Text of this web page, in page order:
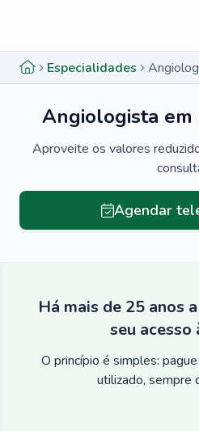
Especialidades
Angiologista em
Aproveite os valores
Agendar
Há mais de 25 anos
seu acesso
O princípio é simples:
utilizado, sempre